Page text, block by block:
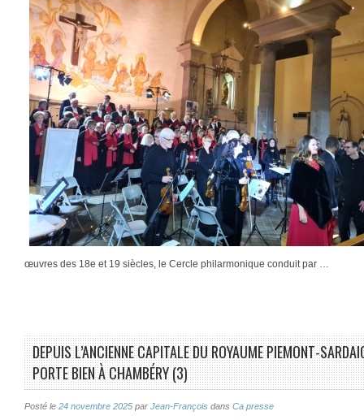
œuvres des 18e et 19 siècles, le Cercle philarmonique conduit par …
DEPUIS L’ANCIENNE CAPITALE DU ROYAUME PIEMONT-
PORTE BIEN À CHAMBÉRY (3)
Posté le 24 novembre 2025 par Jean-François dans Ca presse